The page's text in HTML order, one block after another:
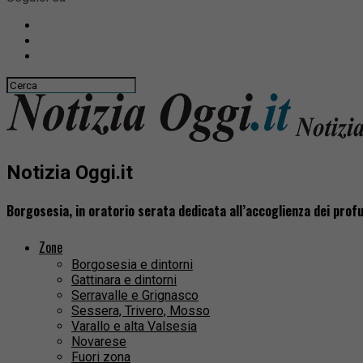
Notizia Oggi.it
Borgosesia, in oratorio serata dedicata all’accoglienza dei
Zone
Borgosesia e dintorni
Gattinara e dintorni
Serravalle e Grignasco
Sessera, Trivero, Mosso
Varallo e alta Valsesia
Novarese
Fuori zona